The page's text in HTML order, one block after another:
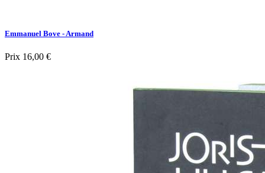
Emmanuel Bove - Armand
Prix 16,00 €